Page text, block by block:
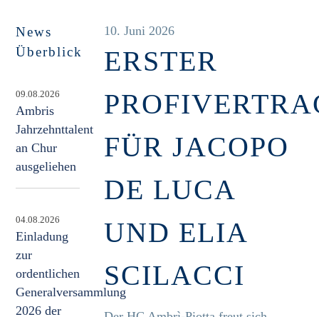
10. Juni 2026
ERSTER
FÜR JACOPO
DE LUCA
UND ELIA
SCILACCI
News
Überblick
09.08.2026
Ambris
Jahrzehnttalent
an Chur
ausgeliehen
04.08.2026
Einladung
zur
ordentlichen
Generalversammlung
2026 der